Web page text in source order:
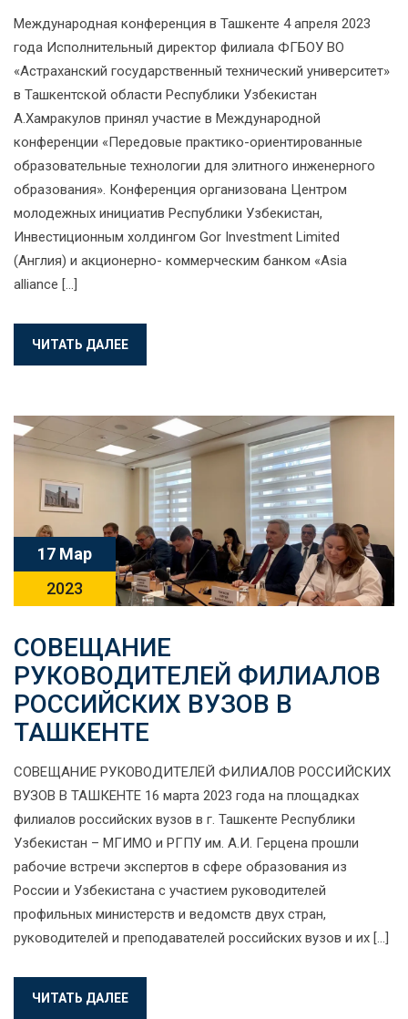
Международная конференция в Ташкенте 4 апреля 2023
года Исполнительный директор филиала ФГБОУ ВО
«Астраханский государственный технический университет»
в Ташкентской области Республики Узбекистан
А.Хамракулов принял участие в Международной
конференции «Передовые практико-ориентированные
образовательные технологии для элитного инженерного
образования». Конференция организована Центром
молодежных инициатив Республики Узбекистан,
Инвестиционным холдингом Gor Investment Limited
(Англия) и акционерно- коммерческим банком «Asia
alliance […]
ЧИТАТЬ ДАЛЕЕ
17 Мар
2023
СОВЕЩАНИЕ
РУКОВОДИТЕЛЕЙ ФИЛИАЛОВ
РОССИЙСКИХ ВУЗОВ В
ТАШКЕНТЕ
СОВЕЩАНИЕ РУКОВОДИТЕЛЕЙ ФИЛИАЛОВ РОССИЙСКИХ
ВУЗОВ В ТАШКЕНТЕ 16 марта 2023 года на площадках
филиалов российских вузов в г. Ташкенте Республики
Узбекистан – МГИМО и РГПУ им. А.И. Герцена прошли
рабочие встречи экспертов в сфере образования из
России и Узбекистана с участием руководителей
профильных министерств и ведомств двух стран,
руководителей и преподавателей российских вузов и их […]
ЧИТАТЬ ДАЛЕЕ